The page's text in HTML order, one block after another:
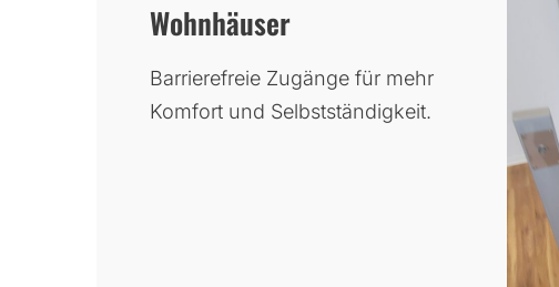
Wohnhäuser
Barrierefreie Zugänge für mehr
Komfort und Selbstständigkeit.